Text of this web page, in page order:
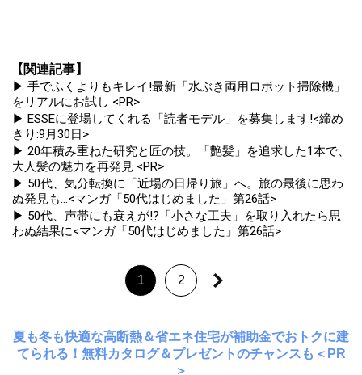
【関連記事】
▶ 手でふくよりもキレイ!最新「水ぶき両用ロボット掃除機」
をリアルにお試し <PR>
▶ ESSEに登場してくれる「読者モデル」を募集します!<締め
きり:9月30日>
▶ 20年積み重ねた研究と匠の技。「艶髪」を追求した1本で、
大人髪の魅力を再発見 <PR>
▶ 50代、気分転換に「近場の日帰り旅」へ。旅の最後に思わ
ぬ発見も...<マンガ「50代はじめました」第26話>
▶ 50代、声帯にも衰えが!?「小さな工夫」を取り入れたら思
わぬ結果に<マンガ「50代はじめました」第26話>
1 2
夏も冬も快適な高断熱＆省エネ住宅が補助金でおトクに建
てられる！無料カタログ＆プレゼントのチャンスも＜PR
＞